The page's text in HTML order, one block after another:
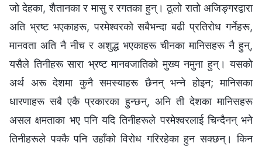
जो देहका, शैतानका र मासु र रगतका हुन्। ठूलो रातो अजिङ्गरद्वारा
अति भ्रष्ट भएकाहरू, परमेश्‍वरको सबैभन्दा बढी प्रतिरोध गर्नेहरू,
मानवता अति नै नीच र अशुद्ध भएकाहरू चीनका मानिसहरू नै हुन्,
यसैले तिनीहरू सारा भ्रष्ट मानवजातिको मुख्य नमुना हुन्। यसको
अर्थ अरू देशमा कुनै समस्याहरू छैनन् भन्‍ने होइन; मानिसका
धारणाहरू सबै एकै प्रकारका हुन्छन्, अनि ती देशका मानिसहरू
असल क्षमताका भए पनि यदि तिनीहरूले परमेश्‍वरलाई चिन्दैनन् भने
तिनीहरूले पक्‍कै पनि उहाँको विरोध गरिरहेका हुन सक्छन्। किन